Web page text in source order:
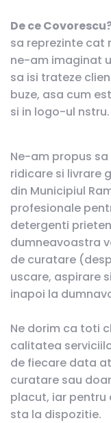
De ce
sa reprezinte cat
ne-am imaginat
sa isi trateze
buze, asa cum
si in logo-ul nstru.
Ne-am propus
ridicare si livrare
din Municipiul
profesionale
detergenti
dumneavoastra
de curatare
uscare, aspirare
inapoi la
Ne dorim ca toti
calitatea
de fiecare data
curatare sau
placut, iar pentru
sta la dispozitie.